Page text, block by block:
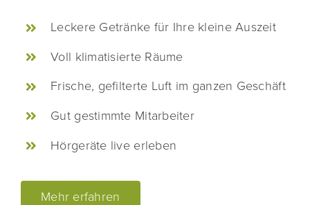
Leckere Getränke für Ihre kleine Auszeit
Voll klimatisierte Räume
Frische, gefilterte Luft im ganzen Geschäft
Gut gestimmte Mitarbeiter
Hörgeräte live erleben
Mehr erfahren